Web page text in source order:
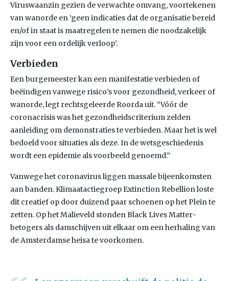
Viruswaanzin gezien de verwachte omvang, voortekenen
van wanorde en ‘geen indicaties dat de organisatie bereid
en/of in staat is maatregelen te nemen die noodzakelijk
zijn voor een ordelijk verloop’.
Verbieden
Een burgemeester kan een manifestatie verbieden of
beëindigen vanwege risico’s voor gezondheid, verkeer of
wanorde, legt rechtsgeleerde Roorda uit. “Vóór de
coronacrisis was het gezondheidscriterium zelden
aanleiding om demonstraties te verbieden. Maar het is wel
bedoeld voor situaties als deze. In de wetsgeschiedenis
wordt een epidemie als voorbeeld genoemd.”
Vanwege het coronavirus liggen massale bijeenkomsten
aan banden. Klimaatactiegroep Extinction Rebellion loste
dit creatief op door duizend paar schoenen op het Plein te
zetten. Op het Malieveld stonden Black Lives Matter-
betogers als damschijven uit elkaar om een herhaling van
de Amsterdamse heisa te voorkomen.